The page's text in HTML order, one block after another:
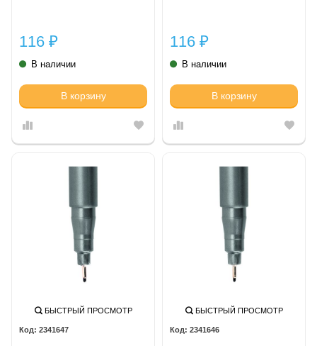
116 ₽
В наличии
В корзину
116 ₽
В наличии
В корзину
БЫСТРЫЙ ПРОСМОТР
2341647
БЫСТРЫЙ ПРОСМОТР
2341646